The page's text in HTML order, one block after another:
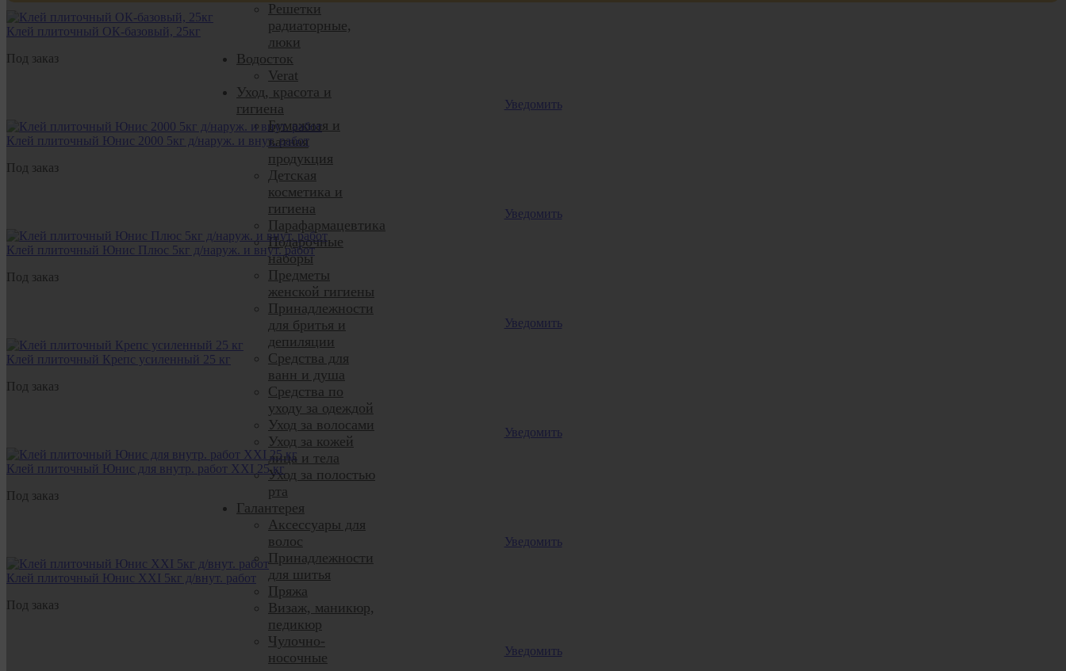
Решетки
радиаторные,
люки
Водосток
Verat
Уход, красота и
гигиена
Бумажная и
ватная
продукция
Детская
косметика и
гигиена
Парафармацевтика
Подарочные
наборы
Предметы
женской гигиены
Принадлежности
для бритья и
депиляции
Средства для
ванн и душа
Средства по
уходу за одеждой
Уход за волосами
Уход за кожей
лица и тела
Уход за полостью
рта
Галантерея
Аксессуары для
волос
Принадлежности
для шитья
Пряжа
Визаж, маникюр,
педикюр
Чулочно-
носочные
Клей плиточный ОК-базовый, 25кг
Под заказ
Уведомить
Клей плиточный Юнис 2000 5кг д/наруж. и внут. работ
Под заказ
Уведомить
Клей плиточный Юнис Плюс 5кг д/наруж. и внут. работ
Под заказ
Уведомить
Клей плиточный Крепс усиленный 25 кг
Под заказ
Уведомить
Клей плиточный Юнис для внутр. работ XXI 25 кг
Под заказ
Уведомить
Клей плиточный Юнис XXI 5кг д/внут. работ
Под заказ
Уведомить